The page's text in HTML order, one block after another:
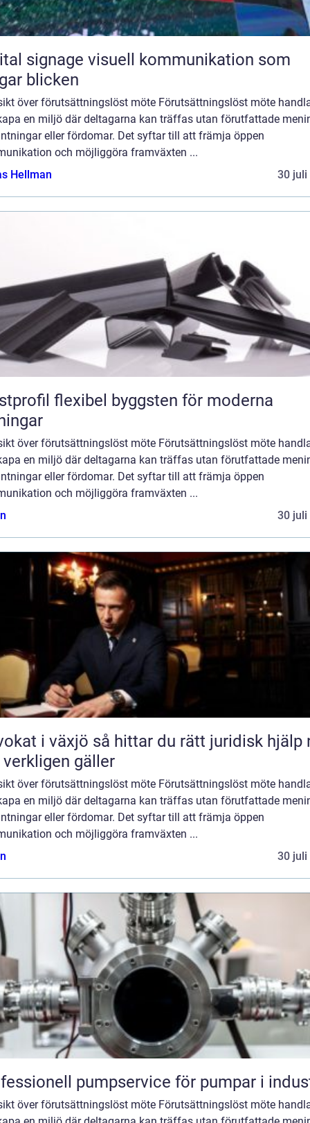
visuell kommunikation som
blicken
över förutsättningslöst möte Förutsättningslöst möte
en miljö där deltagarna kan träffas utan förutfattade
eller fördomar. Det syftar till att främja öppen
och möjliggöra framväxten ...
Hellman
30 juli
byggsten för moderna
över förutsättningslöst möte Förutsättningslöst möte
en miljö där deltagarna kan träffas utan förutfattade
eller fördomar. Det syftar till att främja öppen
och möjliggöra framväxten ...
30 juli
så hittar du rätt juridisk hjälp när
gäller
över förutsättningslöst möte Förutsättningslöst möte
en miljö där deltagarna kan träffas utan förutfattade
eller fördomar. Det syftar till att främja öppen
och möjliggöra framväxten ...
30 juli
pumpservice för pumpar i
över förutsättningslöst möte Förutsättningslöst möte